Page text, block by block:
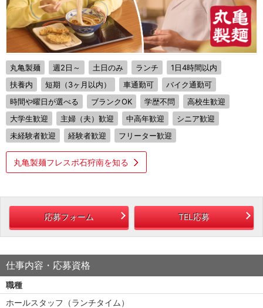
丸亀製麺 週2日～ 土日のみ ランチ
1日4時間以内
扶養内
短期（3ヶ月以内） 車通勤可
バイク通勤可
時間や曜日が選べる
ブランクOK 学歴不問
高校生歓迎
大学生歓迎
主婦（夫）歓迎 中高年歓迎
シニア歓迎
未経験者歓迎
経験者歓迎 フリーター歓迎
丸亀製麺フレスポ石狩南を知る
応募フォーム TEL応募
仕事内容・応募資格
職種
ホールスタッフ（ランチタイム）